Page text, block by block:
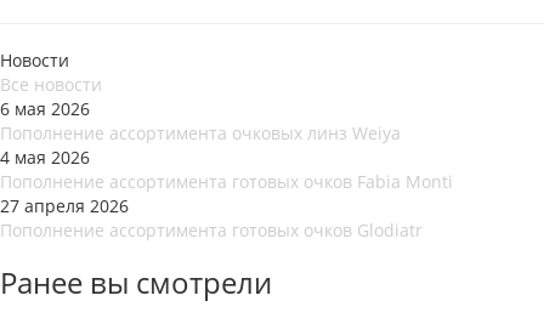
Новости
Все новости
6 мая 2026
Пополнение ассортимента очковых линз Weiya
4 мая 2026
Пополнение ассортимента готовых очков Fabia Monti
27 апреля 2026
Пополнение ассортимента готовых очков Glodiatr
Ранее вы смотрели